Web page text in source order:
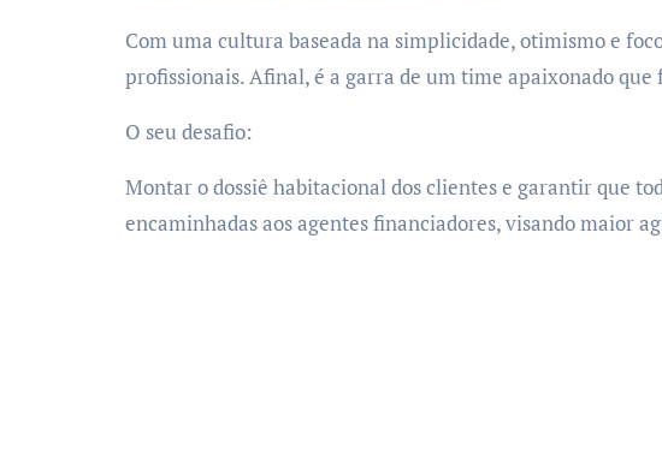
Com uma cultura baseada na simplicidade, otimismo e
profissionais. Afinal, é a garra de um time apaixonado que
O seu desafio:
Montar o dossiê habitacional dos clientes e garantir que
encaminhadas aos agentes financiadores, visando maior